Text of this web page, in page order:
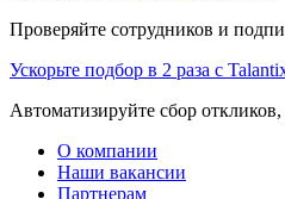
Проверяйте сотрудников и
Ускорьте подбор в 2 раза с
Автоматизируйте сбор
О компании
Наши вакансии
Партнерам